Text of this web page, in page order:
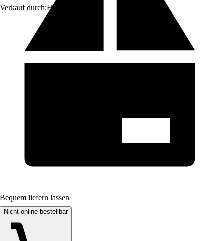
Verkauf durch:HORNBACH
Bequem liefern lassen
Nicht online bestellbar